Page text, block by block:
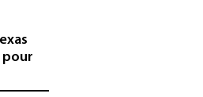
pour